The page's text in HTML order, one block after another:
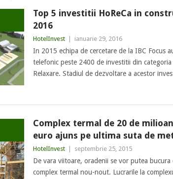
Top 5 investitii HoReCa in
2016
HotelInvest ianuarie 29, 2016
In 2015 echipa de cercetare de la IBC Focus
telefonic peste 2400 de investitii din
Relaxare. Stadiul de dezvoltare a acestor
Complex termal de 20 de
euro ajuns pe ultima suta de
HotelInvest septembrie 25, 2015
De vara viitoare, oradenii se vor putea bucura
complex termal nou-nout. Lucrarile la